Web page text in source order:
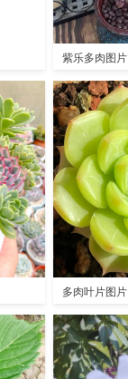
紫乐多肉图片
多肉叶片图片